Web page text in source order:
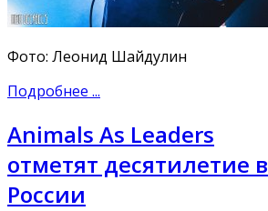
Фото: Леонид Шайдулин
Подробнее ...
Animals As Leaders
отметят десятилетие в
России